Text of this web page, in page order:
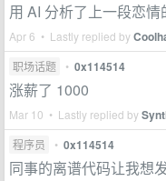
用 AI 分析了上一段恋情
Apr 6 • Lastly replied by
职场话题 • 0x114514
涨薪了 1000
Mar 10 • Lastly replied by
程序员 • 0x114514
同事的离谱代码让我想